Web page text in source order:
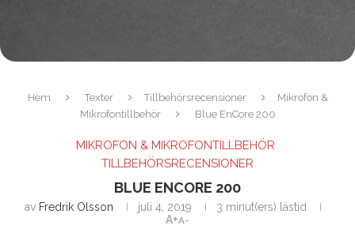
Hem Texter Tillbehörsrecensioner
Mikrofon &
Mikrofontillbehör
Blue EnCore 200
MIKROFON & MIKROFONTILLBEHÖR
TILLBEHÖRSRECENSIONER
BLUE ENCORE 200
av Fredrik Olsson juli 4, 2019
3 minut(ers) lästid
A+A-